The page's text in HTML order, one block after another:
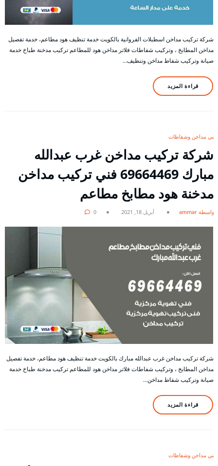
شركة تركيب مداخن اسطبلات الفروانية بالكويت خدمة تنظيف هود مطاعم، خدمة تفصيل
مداخن المطابخ ، وتركيب شفاطات فلاتر مداخن هود للمطاعم تركيب مدخنة طباخ خدمة
صيانة وتركيب شفاط مداخن وتنظيف…
قراءة المزيد
فني مداخن وشفاطات
شركة تركيب مداخن غرب عبدالله
مبارك 69664469 فني تركيب مداخن
مدخنة هود مطابخ مطاعم
بواسطة ammar أبريل 18, 2021 0
شركة تركيب مداخن غرب عبدالله مبارك بالكويت خدمة تنظيف هود مطاعم، خدمة تفصيل
مداخن المطابخ ، وتركيب شفاطات فلاتر مداخن هود للمطاعم تركيب مدخنة طباخ خدمة
صيانة وتركيب شفاط مداخن…
قراءة المزيد
فني مداخن وشفاطات